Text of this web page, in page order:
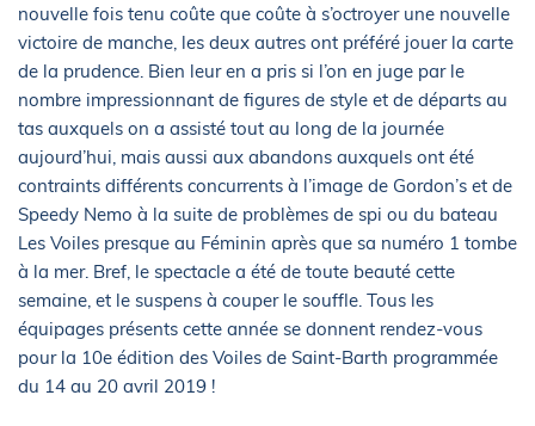
nouvelle fois tenu coûte que coûte à s’octroyer une nouvelle
victoire de manche, les deux autres ont préféré jouer la carte
de la prudence. Bien leur en a pris si l’on en juge par le
nombre impressionnant de figures de style et de départs au
tas auxquels on a assisté tout au long de la journée
aujourd’hui, mais aussi aux abandons auxquels ont été
contraints différents concurrents à l’image de Gordon’s et de
Speedy Nemo à la suite de problèmes de spi ou du bateau
Les Voiles presque au Féminin après que sa numéro 1 tombe
à la mer. Bref, le spectacle a été de toute beauté cette
semaine, et le suspens à couper le souffle. Tous les
équipages présents cette année se donnent rendez-vous
pour la 10e édition des Voiles de Saint-Barth programmée
du 14 au 20 avril 2019 !